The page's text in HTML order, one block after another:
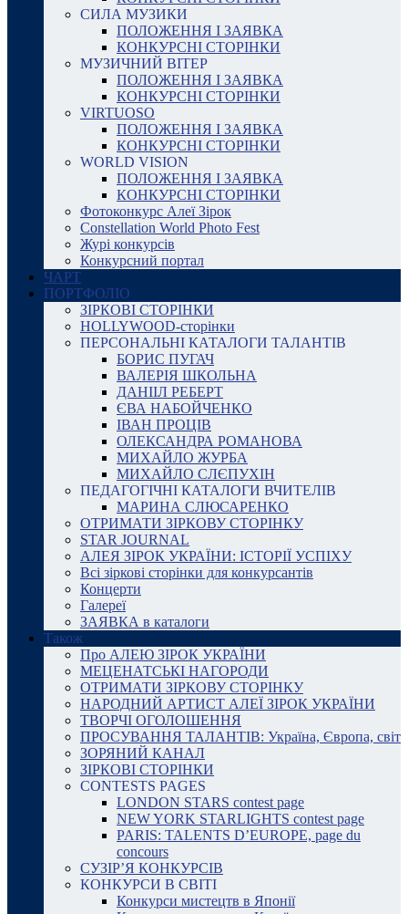
СИЛА МУЗИКИ
ПОЛОЖЕННЯ І ЗАЯВКА
КОНКУРСНІ СТОРІНКИ
МУЗИЧНИЙ ВІТЕР
ПОЛОЖЕННЯ І ЗАЯВКА
КОНКУРСНІ СТОРІНКИ
VIRTUOSO
ПОЛОЖЕННЯ І ЗАЯВКА
КОНКУРСНІ СТОРІНКИ
WORLD VISION
ПОЛОЖЕННЯ І ЗАЯВКА
КОНКУРСНІ СТОРІНКИ
Фотоконкурс Алеї Зірок
Constellation World Photo Fest
Журі конкурсів
Конкурсний портал
ЧАРТ
ПОРТФОЛІО
ЗІРКОВІ СТОРІНКИ
HOLLYWOOD-сторінки
ПЕРСОНАЛЬНІ КАТАЛОГИ ТАЛАНТІВ
БОРИС ПУГАЧ
ВАЛЕРІЯ ШКОЛЬНА
ДАНІІЛ РЕБЕРТ
ЄВА НАБОЙЧЕНКО
ІВАН ПРОЦІВ
ОЛЕКСАНДРА РОМАНОВА
МИХАЙЛО ЖУРБА
МИХАЙЛО СЛЄПУХІН
ПЕДАГОГІЧНІ КАТАЛОГИ ВЧИТЕЛІВ
МАРИНА СЛЮСАРЕНКО
ОТРИМАТИ ЗІРКОВУ СТОРІНКУ
STAR JOURNAL
АЛЕЯ ЗІРОК УКРАЇНИ: ІСТОРІЇ УСПІХУ
Всі зіркові сторінки для конкурсантів
Концерти
Галереї
ЗАЯВКА в каталоги
Також
Про АЛЕЮ ЗІРОК УКРАЇНИ
МЕЦЕНАТСЬКІ НАГОРОДИ
ОТРИМАТИ ЗІРКОВУ СТОРІНКУ
НАРОДНИЙ АРТИСТ АЛЕЇ ЗІРОК УКРАЇНИ
ТВОРЧІ ОГОЛОШЕННЯ
ПРОСУВАННЯ ТАЛАНТІВ: Україна, Європа, світ
ЗОРЯНИЙ КАНАЛ
ЗІРКОВІ СТОРІНКИ
CONTESTS PAGES
LONDON STARS contest page
NEW YORK STARLIGHTS contest page
PARIS: TALENTS D’EUROPE, page du
concours
СУЗІР’Я КОНКУРСІВ
КОНКУРСИ В СВІТІ
Конкурси мистецтв в Японії